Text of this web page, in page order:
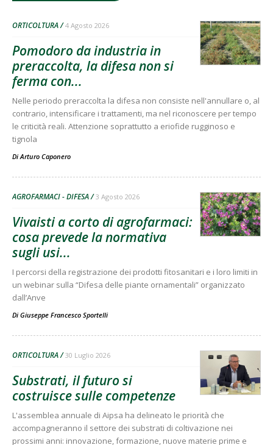
ORTICOLTURA 4 Agosto 2026
Pomodoro da industria in
preraccolta, la difesa non si
ferma con...
Nelle periodo preraccolta la difesa non consiste nell'annullare o, al
contrario, intensificare i trattamenti, ma nel riconoscere per tempo
le criticità reali. Attenzione soprattutto a eriofide rugginoso e
tignola
DiArturo Caponero
AGROFARMACI - DIFESA 3 Agosto 2026
Vivaisti a corto di agrofarmaci:
cosa prevede la normativa
sugli usi...
I percorsi della registrazione dei prodotti fitosanitari e i loro limiti in
un webinar sulla “Difesa delle piante ornamentali” organizzato
dall’Anve
Di Giuseppe Francesco Sportelli
ORTICOLTURA 30 Luglio 2026
Substrati, il futuro si
costruisce sulle competenze
L'assemblea annuale di Aipsa ha delineato le priorità che
accompagneranno il settore dei substrati di coltivazione nei
prossimi anni: innovazione, formazione, nuove materie prime e